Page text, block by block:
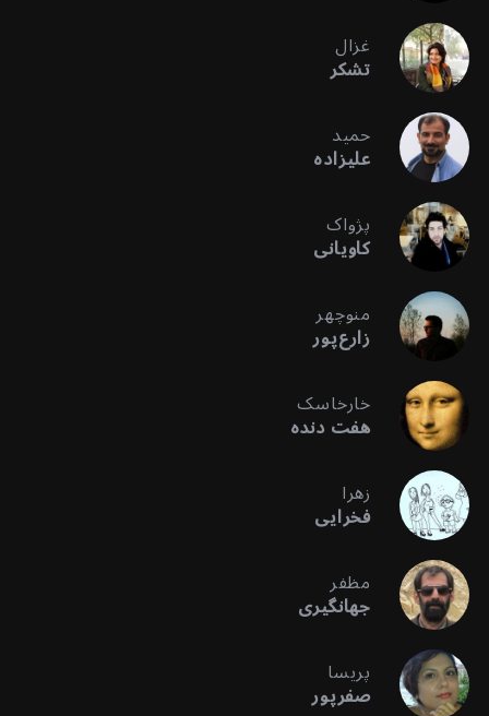
غزال
تشکر
حمید
علیزاده
پژواک
کاویانی
منوچهر
زارع‌پور
خارخاسک
هفت دنده
زهرا
فخرایی
مظفر
جهانگیری
پریسا
صفرپور